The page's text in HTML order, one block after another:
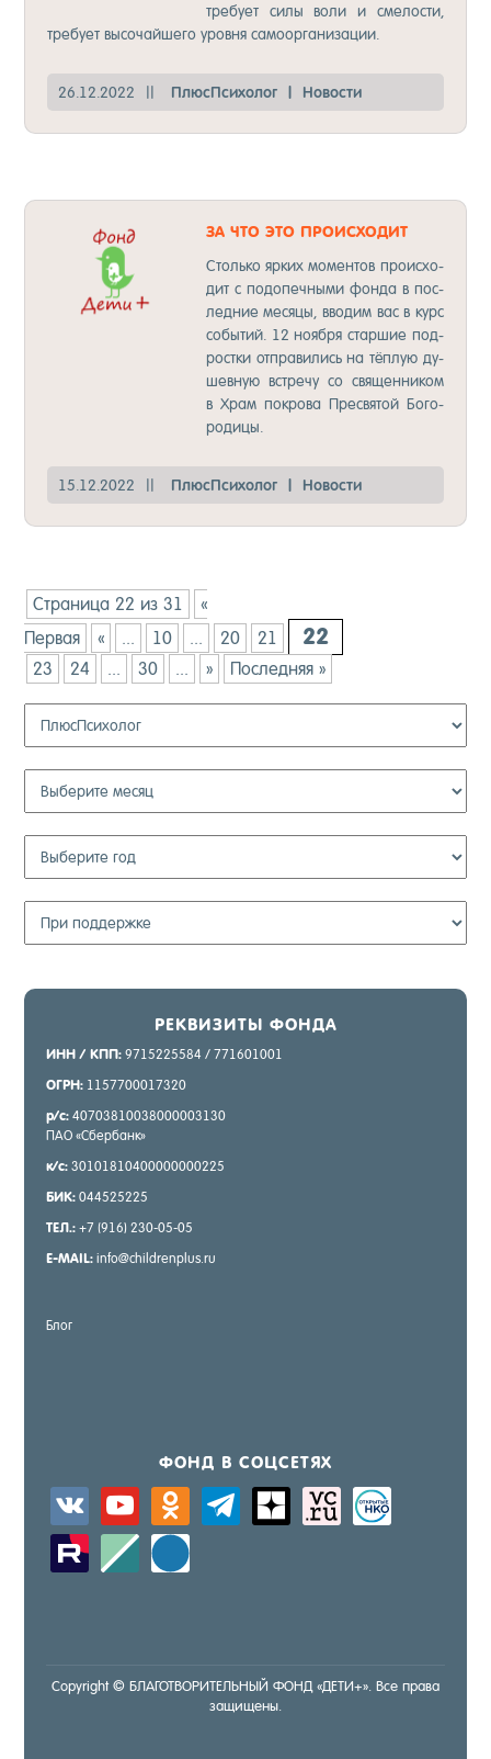
тре­бу­ет си­лы во­ли и сме­лос­ти,
тре­бу­ет вы­со­чай­ше­го уров­ня са­мо­ор­га­ни­за­ции.
26.12.2022 Плюс­Пси­хо­лог | Но­вос­ти
ЗА ЧТО ЭТО ПРО­ИС­ХО­ДИТ
Столь­ко яр­ких мо­мен­тов про­ис­хо­
дит с по­до­печ­ны­ми фон­да в пос­
лед­ние ме­ся­цы, вво­дим вас в курс
со­бы­тий. 12 но­яб­ря стар­шие под­
рос­тки от­пра­ви­лись на тёп­лую ду­
шев­ную встре­чу со свя­щен­ни­ком
в Храм пок­ро­ва Прес­вя­той Бо­го­
ро­ди­цы.
15.12.2022 Плюс­Пси­хо­лог | Но­вос­ти
Страница 22 из 31
«
Первая
« ... 10 ... 20 21 22
23 24 ... 30 ... » Последняя »
РЕК­ВИ­ЗИТЫ ФОН­ДА
ИНН / КПП: 9715225584 / 771601001
ОГРН: 1157700017320
р/с: 40703810038000003130
ПАО «Сбер­банк»
к/с: 30101810400000000225
БИК: 044525225
ТЕЛ.: +7 (916) 230-05-05
E-MAIL: info@childrenplus.ru
Блог
ФОНД В СОЦ­СЕ­ТЯХ
vkontakteyoutube odnoklassnikitelegramzen-
sitemap activity
zerply standardwindows
Copyright © БЛА­ГОТ­ВО­РИТЕЛЬ­НЫЙ ФОНД «ДЕ­ТИ+». Все пра­ва
за­щище­ны.